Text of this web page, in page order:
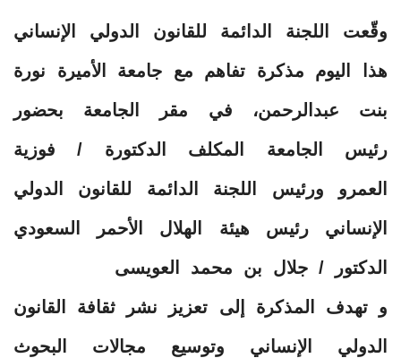
وقّعت اللجنة الدائمة للقانون الدولي الإنساني
هذا اليوم مذكرة تفاهم مع جامعة الأميرة نورة
بنت عبدالرحمن، في مقر الجامعة بحضور
رئيس الجامعة المكلف الدكتورة / فوزية
العمرو ورئيس اللجنة الدائمة للقانون الدولي
الإنساني رئيس هيئة الهلال الأحمر السعودي
الدكتور / جلال بن محمد العويسى
و تهدف المذكرة إلى تعزيز نشر ثقافة القانون
الدولي الإنساني وتوسيع مجالات البحوث